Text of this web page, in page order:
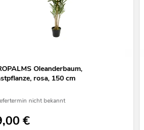
Oleanderbaum,
rosa, 150 cm
nicht bekannt
€